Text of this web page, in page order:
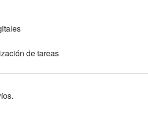
de tareas